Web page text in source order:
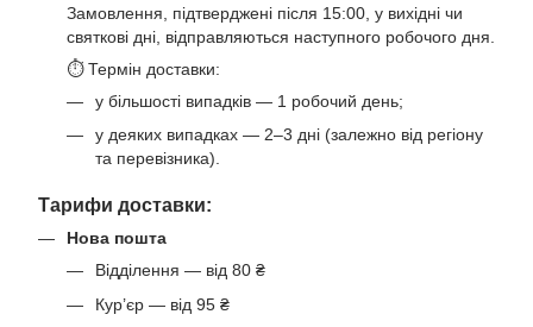
Замовлення, підтверджені після 15:00, у вихідні чи
святкові дні, відправляються наступного робочого дня.
⏱ Термін доставки:
у більшості випадків — 1 робочий день;
у деяких випадках — 2–3 дні (залежно від регіону
та перевізника).
Тарифи доставки:
Нова пошта
Відділення — від 80 ₴
Кур’єр — від 95 ₴